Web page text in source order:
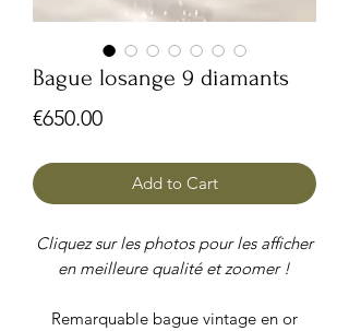
Bague losange 9 diamants
€650.00Price
Add to Cart
Cliquez sur les photos pour les afficher
en meilleure qualité et zoomer !
Remarquable bague vintage en or